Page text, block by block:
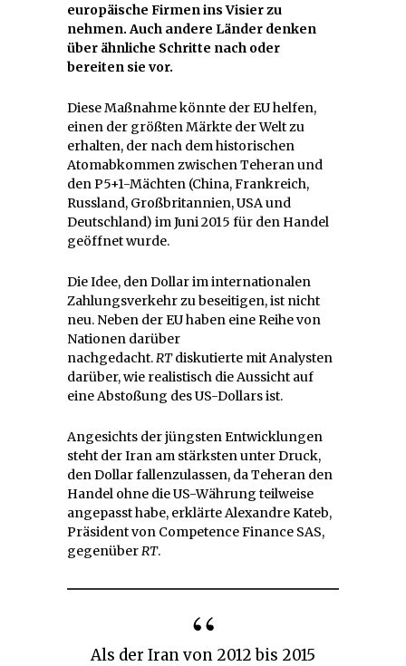
europäische Firmen ins Visier zu
nehmen. Auch andere Länder denken
über ähnliche Schritte nach oder
bereiten sie vor.
Diese Maßnahme könnte der EU helfen,
einen der größten Märkte der Welt zu
erhalten, der nach dem historischen
Atomabkommen zwischen Teheran und
den P5+1-Mächten (China, Frankreich,
Russland, Großbritannien, USA und
Deutschland) im Juni 2015 für den Handel
geöffnet wurde.
Die Idee, den Dollar im internationalen
Zahlungsverkehr zu beseitigen, ist nicht
neu. Neben der EU haben eine Reihe von
Nationen darüber
nachgedacht.RTdiskutierte mit Analysten
darüber, wie realistisch die Aussicht auf
eine Abstoßung des US-Dollars ist.
Angesichts der jüngsten Entwicklungen
steht der Iran am stärksten unter Druck,
den Dollar fallenzulassen, da Teheran den
Handel ohne die US-Währung teilweise
angepasst habe, erklärte Alexandre Kateb,
Präsident von Competence Finance SAS,
gegenüberRT.
Als der Iran von 2012 bis 2015